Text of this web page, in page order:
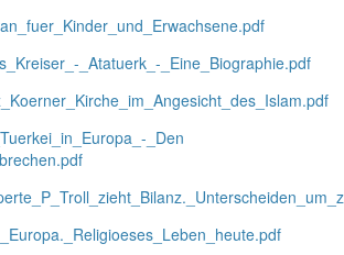
_Atatuerk_-_Eine_Biographie.pdf
_Den